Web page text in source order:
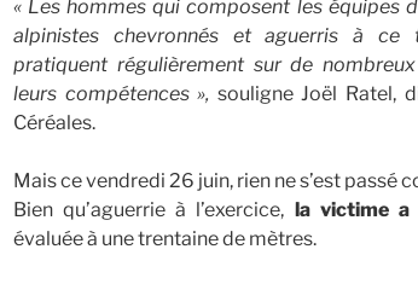
« Les hommes qui composent les équipes
alpinistes chevronnés et aguerris à ce
pratiquent régulièrement sur de
leurs compétences », souligne Joël Ratel,
Céréales.
Mais ce vendredi 26 juin, rien ne s’est passé
Bien qu’aguerrie à l’exercice, la victime a
évaluée à une trentaine de mètres.